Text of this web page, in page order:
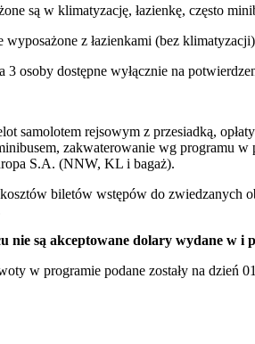
są w klimatyzację, łazienkę, często
wyposażone z łazienkami (bez
3 osoby dostępne wyłącznie na
samolotem rejsowym z przesiadką,
zakwaterowanie wg programu
S.A. (NNW, KL i bagaż).
kosztów biletów wstępów do zwiedzanych
nie są akceptowane dolary wydane w i
w programie podane zostały na dzień